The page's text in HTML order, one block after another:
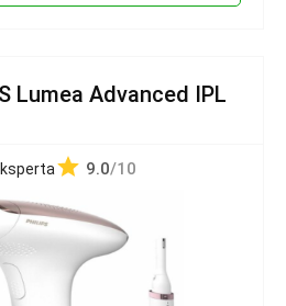
Lumea Advanced IPL
9.0/10